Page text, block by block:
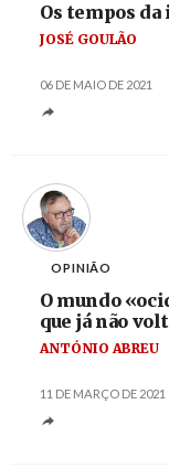
Os tempos
JOSÉ GOULÃO
06 DE MAIO DE 2021
OPINIÃO
O mundo
que já não
ANTÓNIO ABREU
11 DE MARÇO DE 2021